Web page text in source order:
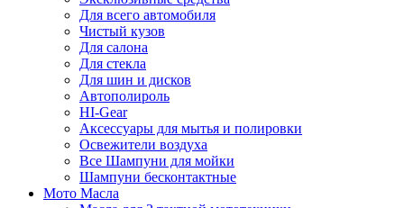
Для всего автомобиля
Чистый кузов
Для салона
Для стекла
Для шин и дисков
Автополироль
HI-Gear
Аксессуары для мытья и полировки
Освежители воздуха
Все Шампуни для мойки
Шампуни бесконтактные
Мото Масла